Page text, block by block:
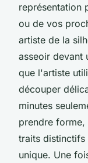
représentation
ou de vos
artiste de la
asseoir devant
que l'artiste
découper
minutes
prendre forme,
traits distinctifs
unique. Une